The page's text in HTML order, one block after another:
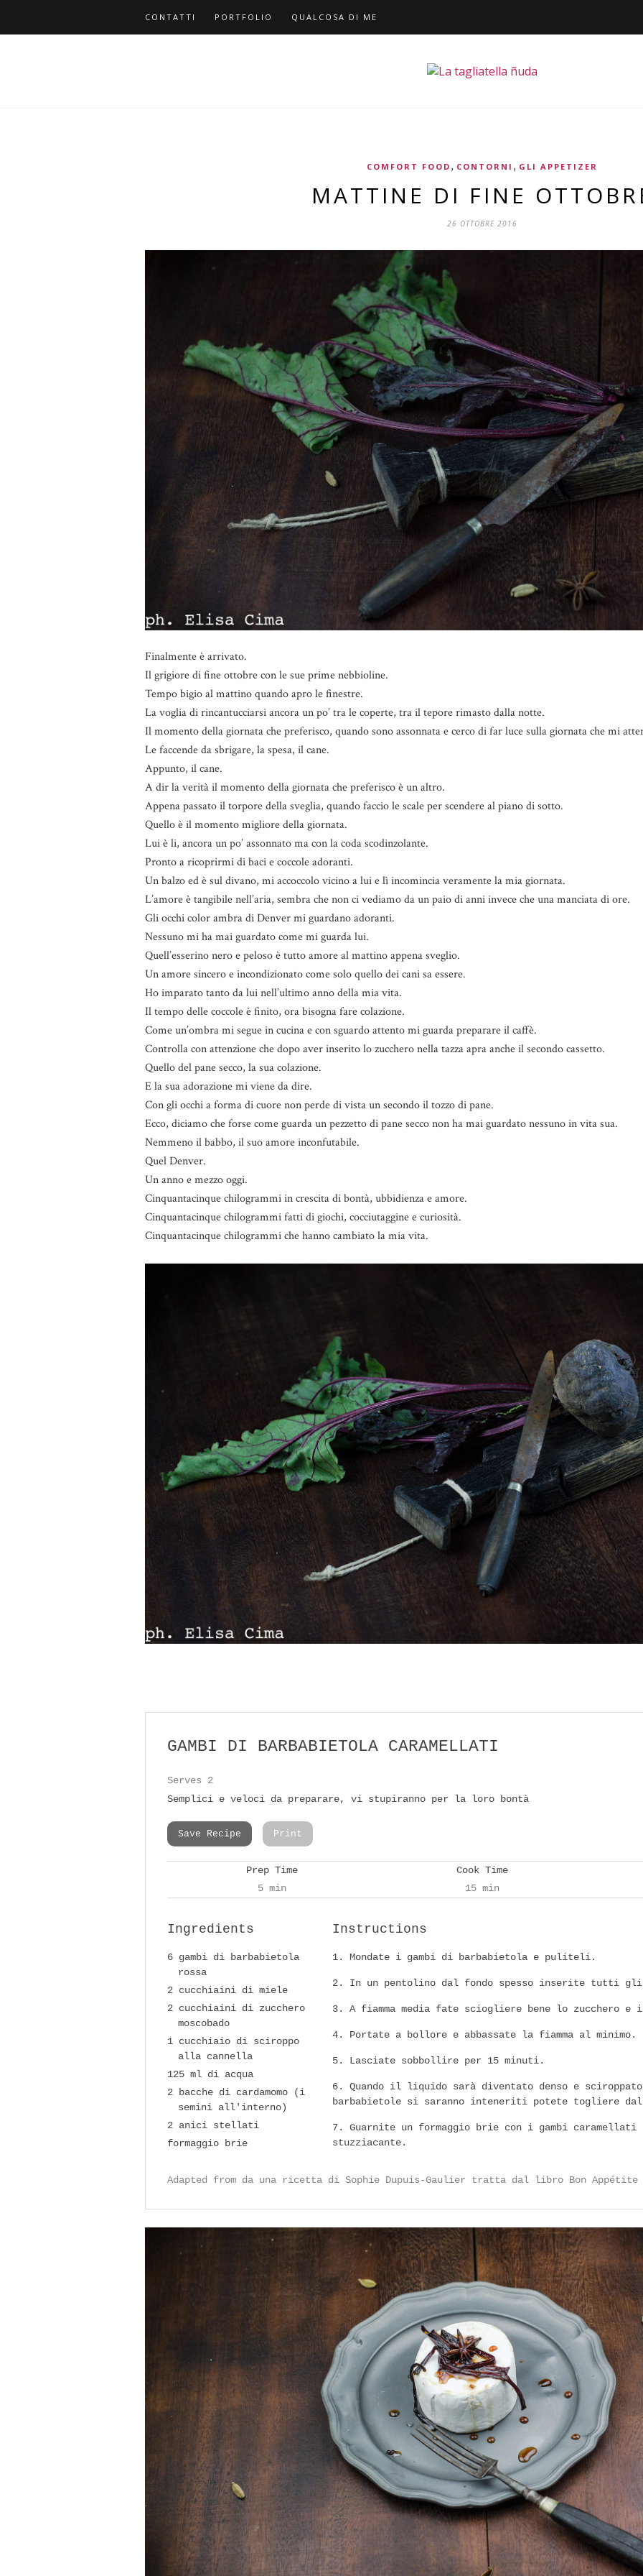
CONTATTI PORTFOLIO QUALCOSA DI ME
COMFORT FOOD , CONTORNI , GLI APPETIZER
MATTINE DI FINE
26 OTTOBRE 2016
Finalmente è arrivato.
Il grigiore di fine ottobre con le sue prime nebbioline.
Tempo bigio al mattino quando apro le finestre.
La voglia di rincantucciarsi ancora un po’ tra le coperte, tra il tepore rimasto dalla notte.
Il momento della giornata che preferisco, quando sono assonnata e cerco di far luce sulla giornata che mi
Le faccende da sbrigare, la spesa, il cane.
Appunto, il cane.
A dir la verità il momento della giornata che preferisco è un altro.
Appena passato il torpore della sveglia, quando faccio le scale per scendere al piano di sotto.
Quello è il momento migliore della giornata.
Lui è li, ancora un po’ assonnato ma con la coda scodinzolante.
Pronto a ricoprirmi di baci e coccole adoranti.
Un balzo ed è sul divano, mi accoccolo vicino a lui e lì incomincia veramente la mia giornata.
L’amore è tangibile nell’aria, sembra che non ci vediamo da un paio di anni invece che una manciata di ore.
Gli occhi color ambra di Denver mi guardano adoranti.
Nessuno mi ha mai guardato come mi guarda lui.
Quell’esserino nero e peloso è tutto amore al mattino appena sveglio.
Un amore sincero e incondizionato come solo quello dei cani sa essere.
Ho imparato tanto da lui nell’ultimo anno della mia vita.
Il tempo delle coccole è finito, ora bisogna fare colazione.
Come un’ombra mi segue in cucina e con sguardo attento mi guarda preparare il caffè.
Controlla con attenzione che dopo aver inserito lo zucchero nella tazza apra anche il secondo cassetto.
Quello del pane secco, la sua colazione.
E la sua adorazione mi viene da dire.
Con gli occhi a forma di cuore non perde di vista un secondo il tozzo di pane.
Ecco, diciamo che forse come guarda un pezzetto di pane secco non ha mai guardato nessuno in vita sua.
Nemmeno il babbo, il suo amore inconfutabile.
Quel Denver.
Un anno e mezzo oggi.
Cinquantacinque chilogrammi in crescita di bontà, ubbidienza e amore.
Cinquantacinque chilogrammi fatti di giochi, cocciutaggine e curiosità.
Cinquantacinque chilogrammi che hanno cambiato la mia vita.
GAMBI DI BARBABIETOLA CARAMELLATI
Serves 2
Semplici e veloci da preparare, vi stupiranno per la loro bontà
Save Recipe Print
Prep Time
5 min
Cook Time
15 min
Ingredients
6 gambi di barbabietola
rossa
2 cucchiaini di miele
2 cucchiaini di zucchero
moscobado
1 cucchiaio di sciroppo
alla cannella
125 ml di acqua
2 bacche di cardamomo (i
semini all'interno)
2 anici stellati
formaggio brie
Instructions
Mondate i gambi di barbabietola e puliteli.
In un pentolino dal fondo spesso inserite tutti
A fiamma media fate sciogliere bene lo zucchero
Portate a bollore e abbassate la fiamma al minimo.
Lasciate sobbollire per 15 minuti.
Quando il liquido sarà diventato denso e
barbabietole si saranno inteneriti potete togliere
Guarnite un formaggio brie con i gambi
stuzziacante.
Adapted from da una ricetta di Sophie Dupuis-Gaulier tratta dal libro Bon Appétite